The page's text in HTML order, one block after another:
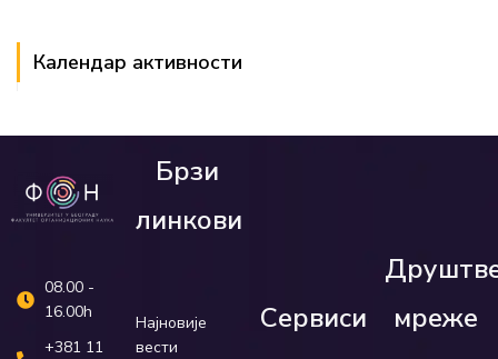
Календар активности
08.00 -
16.00h
+381 11
Брзи
линкови
Најновије
вести
Сервиси
мреже